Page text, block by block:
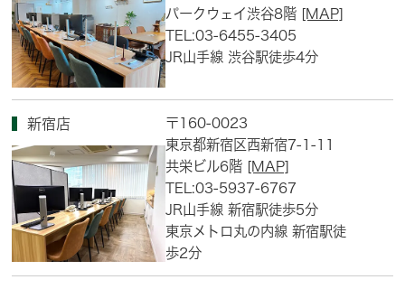
パークウェイ渋谷8階 [MAP]
TEL:03-6455-3405
JR山手線 渋谷駅徒歩4分
新宿店
〒160-0023
東京都新宿区西新宿7-1-11
共栄ビル6階 [MAP]
TEL:03-5937-6767
JR山手線 新宿駅徒歩5分
東京メトロ丸の内線 新宿駅徒
歩2分